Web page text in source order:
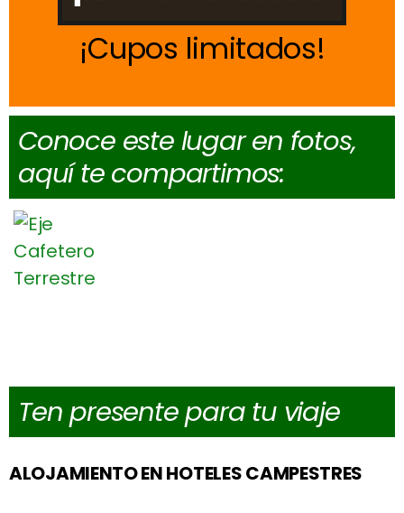
Cupos limitados
Conoce este lugar en fotos,
aquí te compartimos:
Ten presente para tu viaje
ALOJAMIENTO EN HOTELES CAMPESTRES